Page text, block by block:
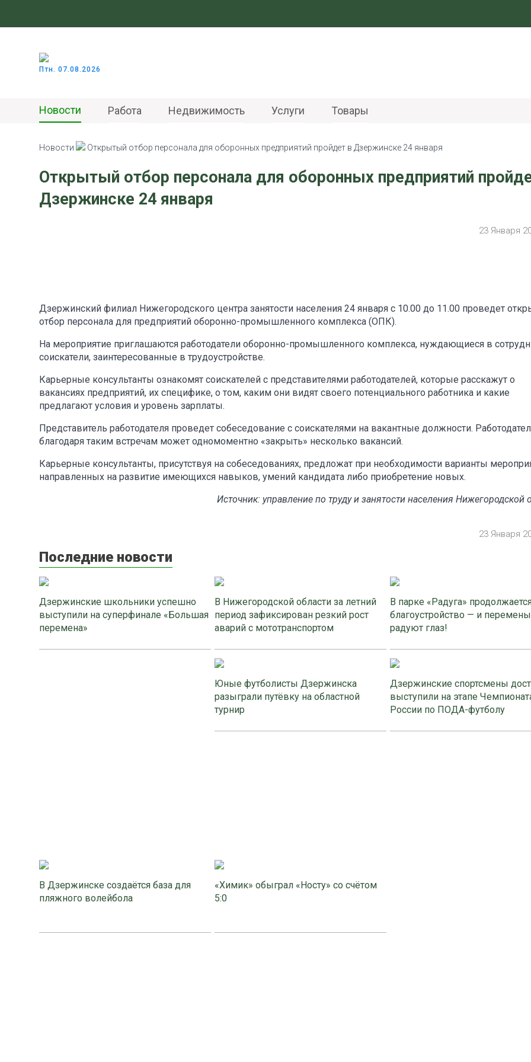
Птн. 07.08.2026
Новости Работа Недвижимость Услуги Товары
Новости Открытый отбор персонала для оборонных предприятий пройдет в Дзержинске 24 января
Открытый отбор персонала для оборонных предприятий
Дзержинске 24 января
23 Января
Дзержинский филиал Нижегородского центра занятости населения 24 января с 10.00 до 11.00 проведет
отбор персонала для предприятий оборонно-промышленного комплекса (ОПК).
На мероприятие приглашаются работодатели оборонно-промышленного комплекса, нуждающиеся в
соискатели, заинтересованные в трудоустройстве.
Карьерные консультанты ознакомят соискателей с представителями работодателей, которые расскажут о
вакансиях предприятий, их специфике, о том, каким они видят своего потенциального работника и какие
предлагают условия и уровень зарплаты.
Представитель работодателя проведет собеседование с соискателями на вакантные должности.
благодаря таким встречам может одномоментно «закрыть» несколько вакансий.
Карьерные консультанты, присутствуя на собеседованиях, предложат при необходимости варианты
направленных на развитие имеющихся навыков, умений кандидата либо приобретение новых.
Источник: управление по труду и занятости населения Нижегородской
23 Января
Последние новости
Дзержинские школьники успешно
выступили на суперфинале «Большая
перемена»
В Нижегородской области за летний
период зафиксирован резкий рост
аварий с мототранспортом
В парке «Радуга»
благоустройство — и перемены
радуют глаз!
Юные футболисты Дзержинска
разыграли путёвку на областной
турнир
Дзержинские спортсмены
выступили на этапе
России по ПОДА-футболу
В Дзержинске создаётся база для
пляжного волейбола
«Химик» обыграл «Носту» со счётом
5:0